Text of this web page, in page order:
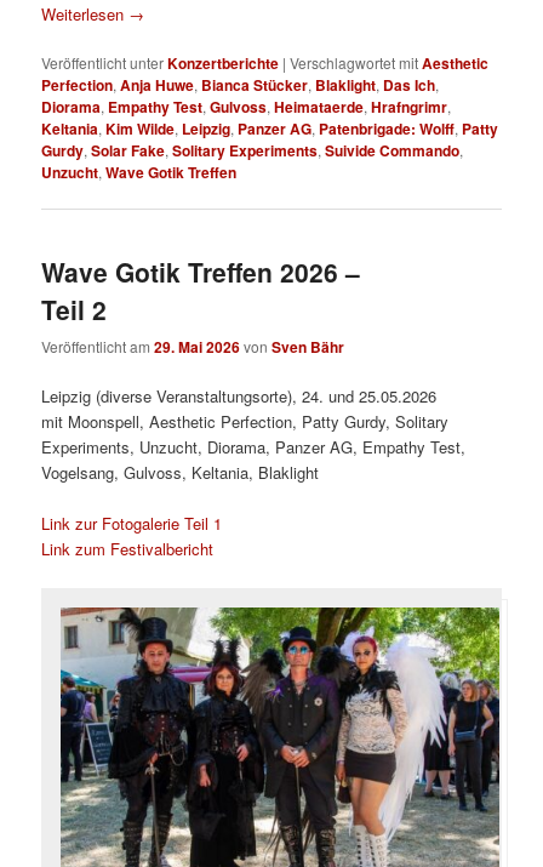
Weiterlesen →
Veröffentlicht unterKonzertberichte |Verschlagwortet mitAesthetic
Perfection,Anja Huwe, Bianca Stücker, Blaklight, Das Ich,
Diorama, Empathy Test,Gulvoss,Heimataerde,Hrafngrimr,
Keltania,Kim Wilde, Leipzig, Panzer AG, Patenbrigade: Wolff, Patty
Gurdy,Solar Fake,Solitary Experiments,Suivide Commando,
Unzucht,Wave Gotik Treffen
Wave Gotik Treffen 2026 –
Teil 2
Veröffentlicht am29. Mai 2026vonSven Bähr
Leipzig (diverse Veranstaltungsorte), 24. und 25.05.2026
mit Moonspell, Aesthetic Perfection, Patty Gurdy, Solitary
Experiments, Unzucht, Diorama, Panzer AG, Empathy Test,
Vogelsang, Gulvoss, Keltania, Blaklight
Link zur Fotogalerie Teil 1
Link zum Festivalbericht